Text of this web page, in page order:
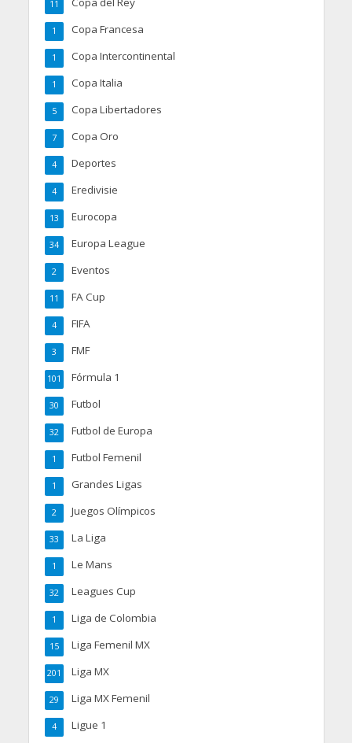
11
Copa Francesa
1
Copa Intercontinental
1
Copa Italia
1
Copa Libertadores
5
Copa Oro
7
Deportes
4
Eredivisie
4
Eurocopa
13
Europa League
34
Eventos
2
FA Cup
11
FIFA
4
FMF
3
Fórmula 1
101
Futbol
30
Futbol de Europa
32
Futbol Femenil
1
Grandes Ligas
1
Juegos Olímpicos
2
La Liga
33
Le Mans
1
Leagues Cup
32
Liga de Colombia
1
Liga Femenil MX
15
Liga MX
201
Liga MX Femenil
29
Ligue 1
4